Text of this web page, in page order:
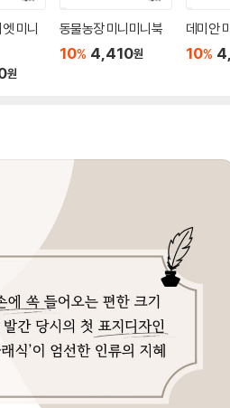
미니
원
동물농장 미니미니북
10% 4,410원
데미안
10%